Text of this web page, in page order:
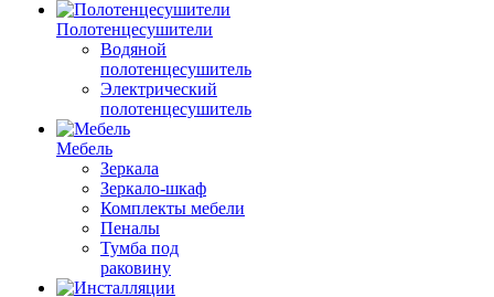
Полотенцесушители
Водяной
полотенцесушитель
Электрический
полотенцесушитель
Мебель
Зеркала
Зеркало-шкаф
Комплекты мебели
Пеналы
Тумба под
раковину